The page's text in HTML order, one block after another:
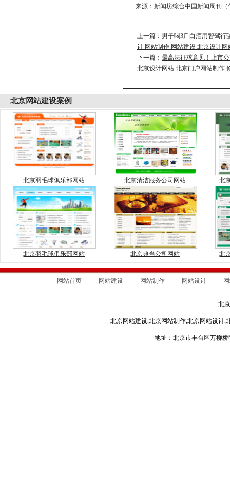
来源：新闻坊综合中国新闻周刊
上一篇： 男子喝3斤白酒用智驾行
计 网站制作 网站建设 北京设计
下一篇： 最高法征求意见！上市
北京设计网站 北京门户网站制作
北京网站建设案例
北京羽毛球俱乐部网站 北京清洁服务公司网站 北
北京羽毛球俱乐部网站 北京典当公司网站 北
网站首页 网站建设 网站制作 网站设计
北
北京网站建设,北京网站制作,北京网站设计,
地址：北京市丰台区万柳桥